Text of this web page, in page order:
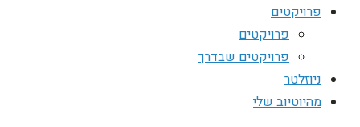
פרויקטים
פרויקטים
פרויקטים שבדרך
ניוזלטר
מהיוטיוב שלי